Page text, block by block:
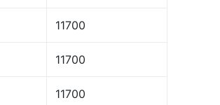
11700
11700
11700